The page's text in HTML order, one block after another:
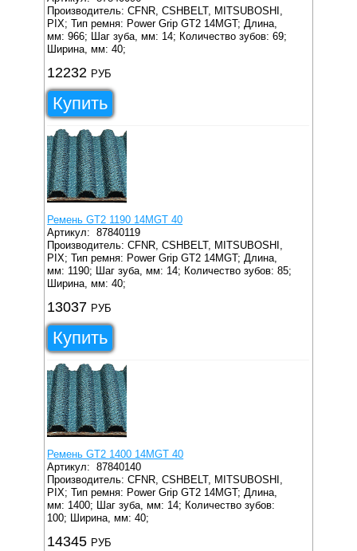
Производитель: CFNR, CSHBELT, MITSUBOSHI,
PIX; Тип ремня: Power Grip GT2 14MGT; Длина,
мм: 966; Шаг зуба, мм: 14; Количество зубов: 69;
Ширина, мм: 40;
12232 РУБ
Купить
Ремень GT2 1190 14MGT 40
Артикул:87840119
Производитель: CFNR, CSHBELT, MITSUBOSHI,
PIX; Тип ремня: Power Grip GT2 14MGT; Длина,
мм: 1190; Шаг зуба, мм: 14; Количество зубов: 85;
Ширина, мм: 40;
13037 РУБ
Купить
Ремень GT2 1400 14MGT 40
Артикул:87840140
Производитель: CFNR, CSHBELT, MITSUBOSHI,
PIX; Тип ремня: Power Grip GT2 14MGT; Длина,
мм: 1400; Шаг зуба, мм: 14; Количество зубов:
100; Ширина, мм: 40;
14345 РУБ